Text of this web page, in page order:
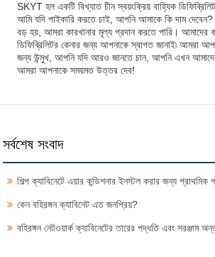
SKYT হল একটি বিখ্যাত চীন স্বয়ংক্রিয় বাহ্যিক
আমি যদি পাইকারি করতে চাই, আপনি আমাকে কি দাম দেবেন?
বড় হয়, আমরা কারখানার মূল্য প্রদান করতে পারি। আমাদের
ডিফিব্রিলিটর কেনার জন্য আপনাকে স্বাগত জানাই৷ আমরা
জন্য উন্মুখ, আপনি যদি আরও জানতে চান, আপনি এখন আমাদের
আমরা আপনাকে সময়মত উত্তর দেব!
সর্বশেষ সংবাদ
শিল্প ক্যাবিনেটে এয়ার কন্ডিশনার ইনস্টল করার জন্য প্রাথমিক
কেন বহিরঙ্গন ক্যাবিনেট এত জনপ্রিয়?
বহিরঙ্গন নেটওয়ার্ক ক্যাবিনেটের তারের পদ্ধতি এবং সরঞ্জাম